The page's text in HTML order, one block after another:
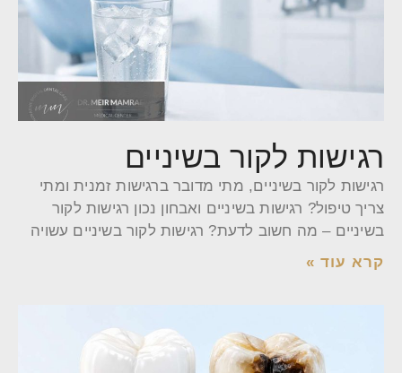
רגישות לקור בשיניים
רגישות לקור בשיניים, מתי מדובר ברגישות זמנית ומתי
צריך טיפול? רגישות בשיניים ואבחון נכון רגישות לקור
בשיניים – מה חשוב לדעת? רגישות לקור בשיניים עשויה
קרא עוד »